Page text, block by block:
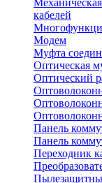
кабелей
Модем
Муфта
Оптическая
Оптический
Панель
Панель
Переходник